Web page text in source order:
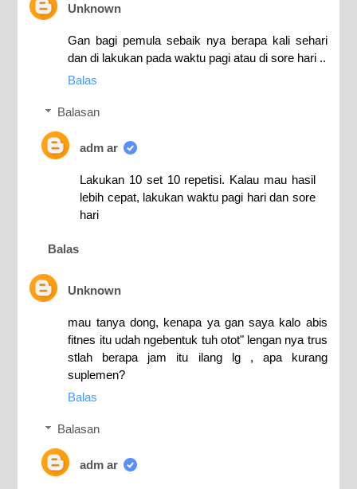
Unknown
Gan bagi pemula sebaik nya berapa kali sehari
dan di lakukan pada waktu pagi atau di sore hari ..
Balas
Balasan
adm ar
Lakukan 10 set 10 repetisi. Kalau mau hasil
lebih cepat, lakukan waktu pagi hari dan sore
hari
Balas
Unknown
mau tanya dong, kenapa ya gan saya kalo abis
fitnes itu udah ngebentuk tuh otot" lengan nya trus
stlah berapa jam itu ilang lg , apa kurang
suplemen?
Balas
Balasan
adm ar